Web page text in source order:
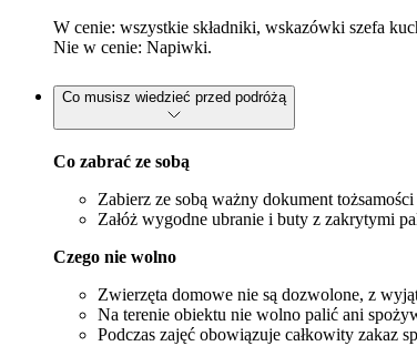
W cenie: wszystkie składniki, wskazówki szefa
Nie w cenie: Napiwki.
Co musisz wiedzieć przed podróżą
Co zabrać ze sobą
Zabierz ze sobą ważny dokument
Załóż wygodne ubranie i buty z zakrytymi
Czego nie wolno
Zwierzęta domowe nie są dozwolone, z
Na terenie obiektu nie wolno palić ani
Podczas zajęć obowiązuje całkowity zakaz